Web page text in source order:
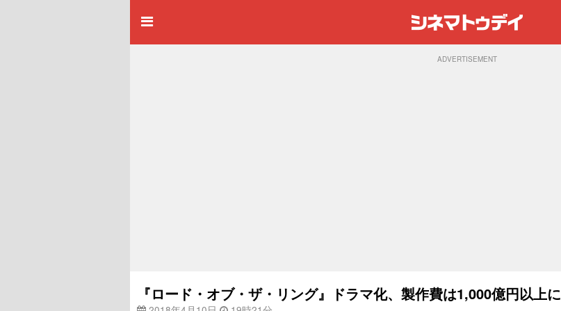
ADVERTISEMENT
『ロード・オブ・ザ・リング』ドラマ化、製作費は1,000億円以上に